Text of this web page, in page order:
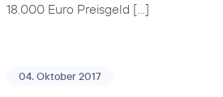
18.000 Euro Preisgeld […]
04. Oktober 2017